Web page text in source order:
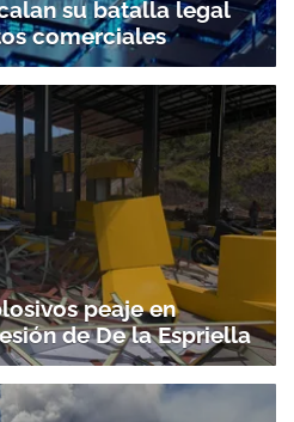
su batalla legal
comerciales
peaje en
de De la Espriella